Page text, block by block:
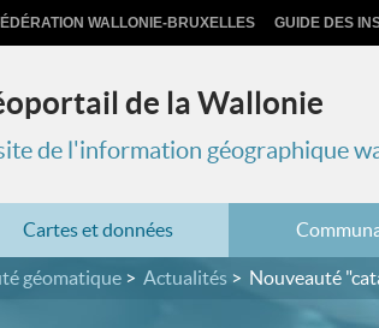
WALLONIE-BRUXELLES GUIDE DES
de la Wallonie
site de l'information géographique
Cartes et données
géomatique Actualités Nouveauté